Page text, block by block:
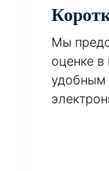
Мы
оценке в
удобным